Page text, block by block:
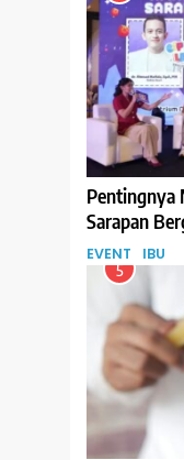
Pentingnya
Sarapan
EVENT IBU
5